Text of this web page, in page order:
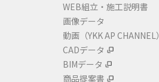
WEB組立・施工説明書
画像データ
動画（YKK AP CHANNEL）
CADデータ
BIMデータ
商品提案書